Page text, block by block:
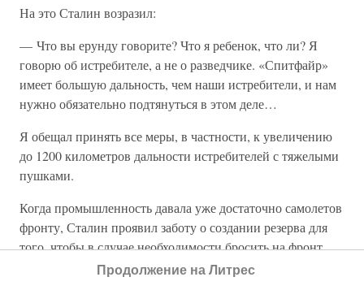
На это Сталин возразил:
— Что вы ерунду говорите? Что я ребенок, что ли? Я
говорю об истребителе, а не о разведчике. «Спитфайр»
имеет большую дальность, чем наши истребители, и нам
нужно обязательно подтянуться в этом деле…
Я обещал принять все меры, в частности, к увеличению
до 1200 километров дальности истребителей с тяжелыми
пушками.
Когда промышленность давала уже достаточно самолетов
фронту, Сталин проявил заботу о создании резерва для
того, чтобы в случае необходимости бросить на фронт
дополнительное количество боевых машин. Самолеты
Продолжение на Литрес